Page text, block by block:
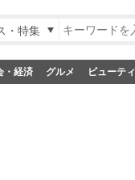
・特集
・経済 グルメ ビューティ